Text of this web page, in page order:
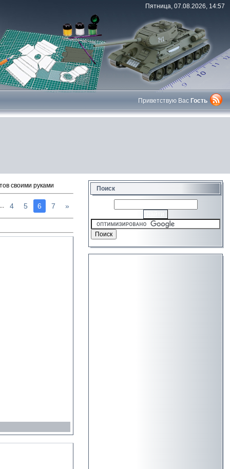
Пятница, 07.08.2026, 14:57
Приветствую Вас Гость
своими руками
... 4 5 6 7 »
Поиск